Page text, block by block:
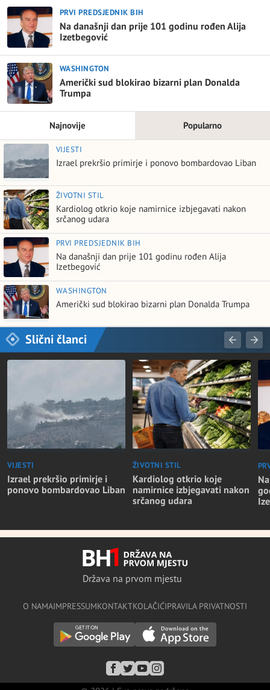
PRVI PREDSJEDNIK BIH
Na današnji dan prije 101 godinu rođen Alija
Izetbegović
WASHINGTON
Američki sud blokirao bizarni plan Donalda
Trumpa
Najnovije Popularno
VIJESTI
Izrael prekršio primirje i ponovo bombardovao Liban
ŽIVOTNI STIL
Kardiolog otkrio koje namirnice izbjegavati nakon
srčanog udara
PRVI PREDSJEDNIK BIH
Na današnji dan prije 101 godinu rođen Alija
Izetbegović
WASHINGTON
Američki sud blokirao bizarni plan Donalda Trumpa
Slični članci
VIJESTI
Izrael prekršio primirje i
ponovo bombardovao Liban
ŽIVOTNI STIL
Kardiolog otkrio koje
namirnice izbjegavati nakon
srčanog udara
Država na prvom mjestu
O NAMAIMPRESSUMKONTAKTKOLAČIĆIPRAVILA PRIVATNOSTI